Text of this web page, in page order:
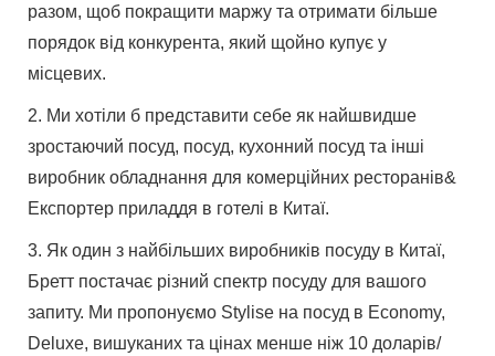
разом, щоб покращити маржу та отримати більше
порядок від конкурента, який щойно купує у
місцевих.
2. Ми хотіли б представити себе як найшвидше
зростаючий посуд, посуд, кухонний посуд та інші
виробник обладнання для комерційних ресторанів&
Експортер приладдя в готелі в Китаї.
3. Як один з найбільших виробників посуду в Китаї,
Бретт постачає різний спектр посуду для вашого
запиту. Ми пропонуємо Stylise на посуд в Economy,
Deluxe, вишуканих та цінах менше ніж 10 доларів/